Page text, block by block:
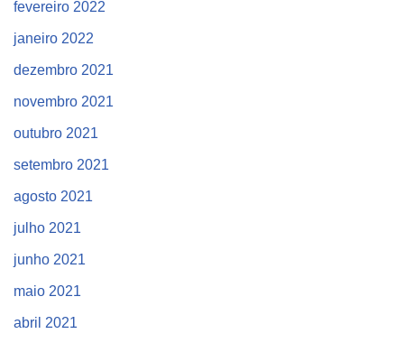
fevereiro 2022
janeiro 2022
dezembro 2021
novembro 2021
outubro 2021
setembro 2021
agosto 2021
julho 2021
junho 2021
maio 2021
abril 2021